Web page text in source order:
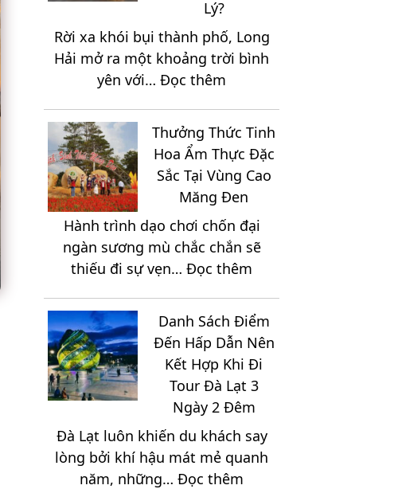
Bật
Tại
Đất
Thép
Củ
Chi
Lý?
Rời xa khói bụi thành phố, Long
Hải mở ra một khoảng trời bình
yên với… Đọc thêm
Lịch
Long
Hải
3
Ngày
2
Đêm
Sắp
Xếp
Lịch
Trình
Như
Thế
Nào
Lý?
Thưởng Thức Tinh
Hoa Ẩm Thực Đặc
Sắc Tại Vùng Cao
Măng Đen
Hành trình dạo chơi chốn đại
ngàn sương mù chắc chắn sẽ
thiếu đi sự vẹn… Đọc thêm
Thức
Tinh
Hoa
Ẩm
Thực
Đặc
Sắc
Tại
Danh Sách Điểm
Đến Hấp Dẫn Nên
Kết Hợp Khi Đi
Tour Đà Lạt 3
Ngày 2 Đêm
Đà Lạt luôn khiến du khách say
lòng bởi khí hậu mát mẻ quanh
năm, những… Đọc thêm